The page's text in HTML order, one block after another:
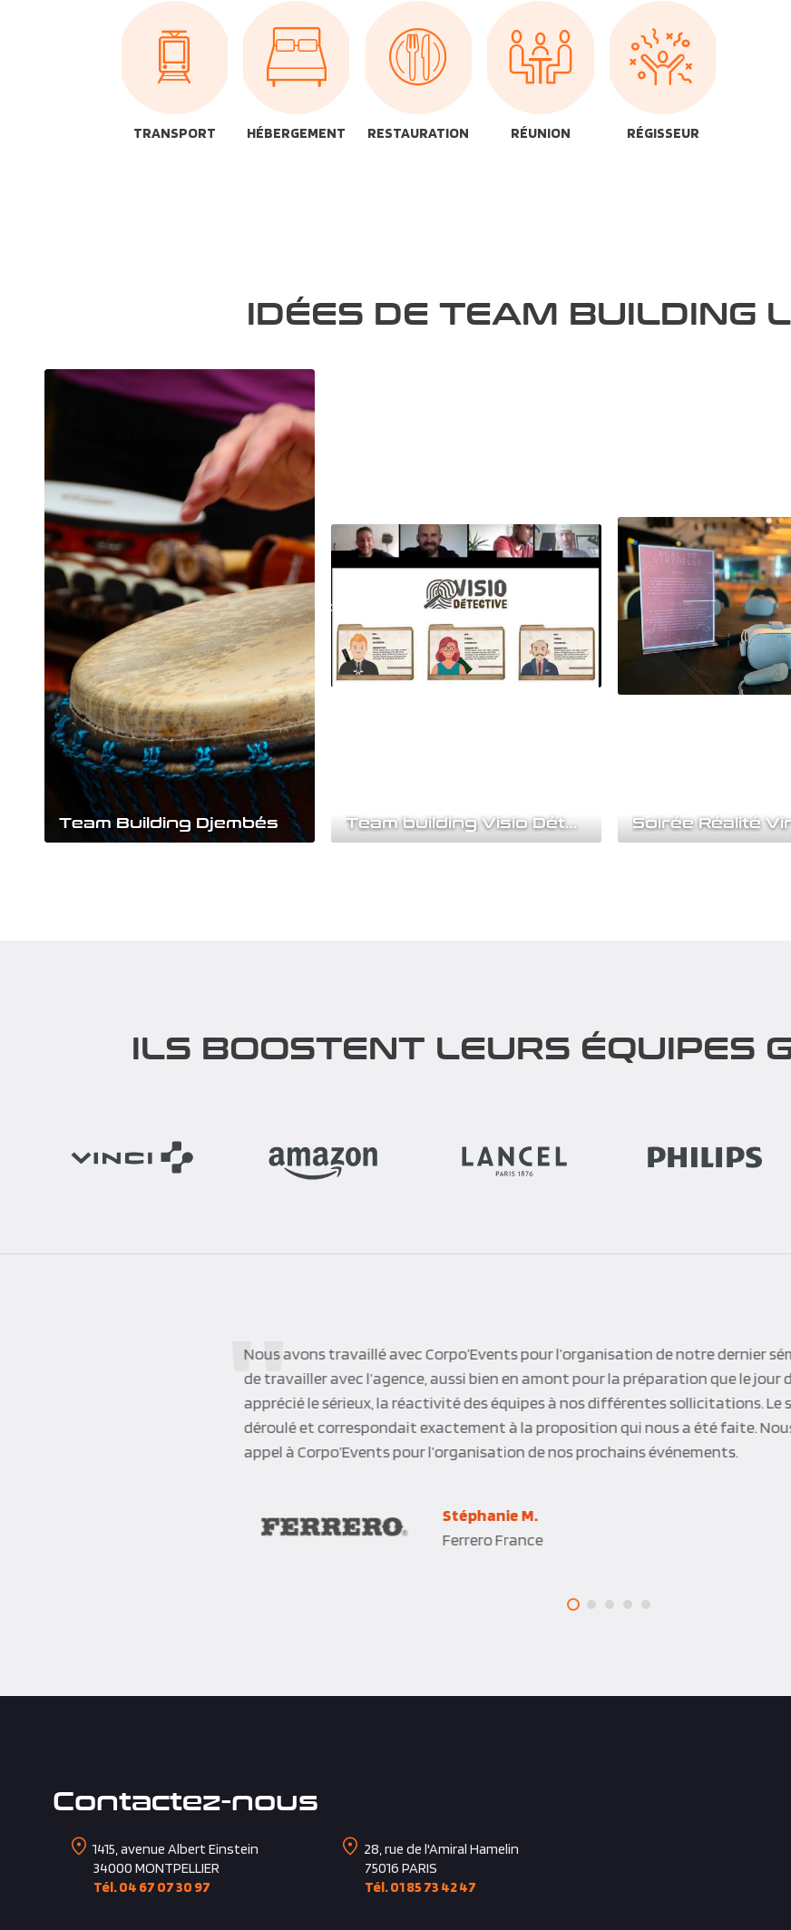
TRANSPORT HÉBERGEMENT RESTAURATION RÉUNION RÉGISSEUR
IDÉES DE TEAM BUILDING
Team Building Djembés Team building Visio Détective Soirée Réalité
ILS BOOSTENT LEURS ÉQUIPES
Nous avons travaillé avec Corpo’Events pour l’organisation de notre dernier
de travailler avec l’agence, aussi bien en amont pour la préparation que le jour
apprécié le sérieux, la réactivité des équipes à nos différentes sollicitations. Le
déroulé et correspondait exactement à la proposition qui nous a été faite.
appel à Corpo’Events pour l’organisation de nos prochains événements.
Stéphanie M.
Ferrero France
Contactez-nous
1415, avenue Albert Einstein
34000 MONTPELLIER
Tél. 04 67 07 30 97
28, rue de l'Amiral Hamelin
75016 PARIS
Tél. 01 85 73 42 47